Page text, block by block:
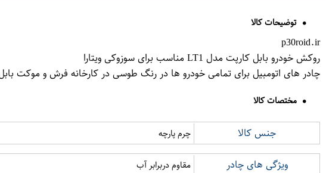
توضیحات کالا
p30roid.ir
روکش خودرو بابل کارپت مدل LT1 مناسب برای سوزوکی ویتارا
چادر های اتومبیل برای تمامی خودرو ها در رنگ طوسی در کارخانه فرش و موکت
مختصات کالا
جنس کالا چرم پارچه
ویژگی های چادر مقاوم دربرابر آب